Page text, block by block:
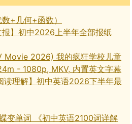
+几何+函数）
报】初中2026上半年全部报纸
Movie 2026) 我的疯狂学校儿童
- 1080p, MKV, 内置英文字幕
读理解】初中英语2026下半年最
变单词 《初中英语2100词详解